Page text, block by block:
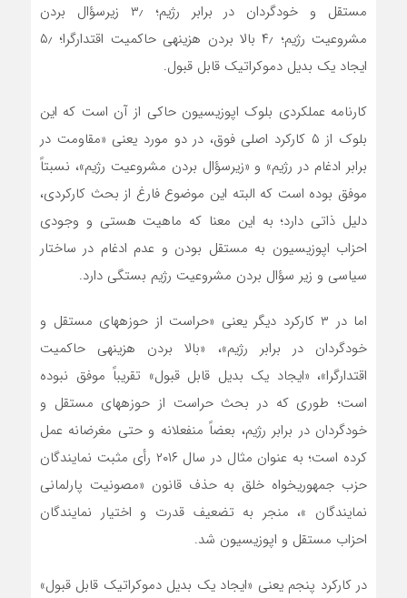
مستقل و خودگردان در برابر رژیم؛ ۳٫ زیرسؤال بردن
مشروعیت رژیم؛ ۴٫ بالا بردن هزینه‏ی حاکمیت اقتدارگرا؛ ۵٫
ایجاد یک بدیل دموکراتیک قابل قبول.
کارنامه عملکردی بلوک اپوزیسیون حاکی از آن است که این
بلوک از ۵ کارکرد اصلی فوق، در دو مورد یعنی «مقاومت در
برابر ادغام در رژیم» و «زیرسؤال بردن مشروعیت رژیم»، نسبتاً
موفق بوده است که البته این موضوع فارغ از بحث کارکردی،
دلیل ذاتی دارد؛ به این معنا که ماهیت هستی و وجودی
احزاب اپوزیسیون به مستقل بودن و عدم ادغام در ساختار
سیاسی و زیر سؤال بردن مشروعیت رژیم بستگی دارد.
اما در ۳ کارکرد دیگر یعنی «حراست از حوزه‏های مستقل و
خودگردان در برابر رژیم»، «بالا بردن هزینه‏ی حاکمیت
اقتدارگرا»، «ایجاد یک بدیل قابل قبول» تقریباً موفق نبوده
است؛ طوری که در بحث حراست از حوزه‏های مستقل و
خودگردان در برابر رژیم، بعضاً منفعلانه و حتی مغرضانه عمل
کرده است؛ به عنوان مثال در سال ۲۰۱۶ رأی مثبت نمایندگان
حزب جمهوریخواه خلق به حذف قانون «مصونیت پارلمانی
نمایندگان »، منجر به تضعیف قدرت و اختیار نمایندگان
احزاب مستقل و اپوزیسیون شد.
در کارکرد پنجم یعنی «ایجاد یک بدیل دموکراتیک قابل قبول»